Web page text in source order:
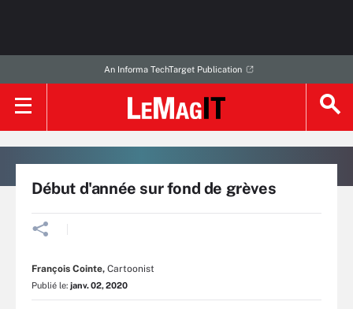
An Informa TechTarget Publication
Début d'année sur fond de grèves
François Cointe, Cartoonist
Publié le: janv. 02, 2020